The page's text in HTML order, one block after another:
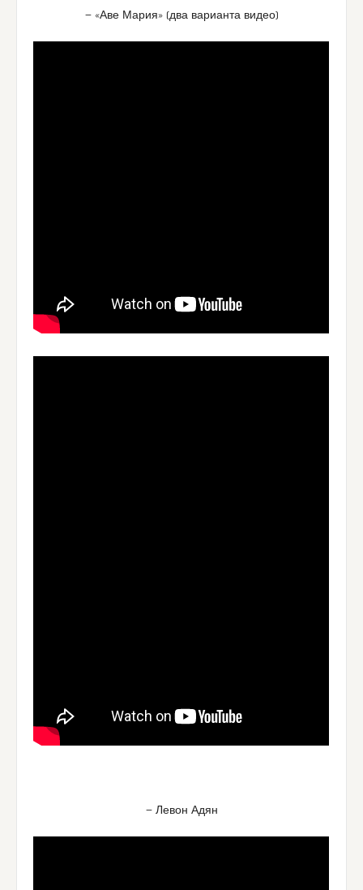
— «Аве Мария» (два варианта видео)
— Левон Адян